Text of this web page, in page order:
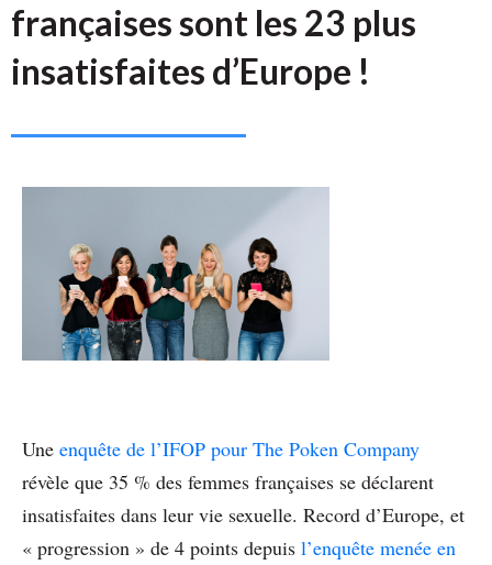
françaises sont les 23 plus
insatisfaites d’Europe !
Une enquête de l’IFOP pour The Poken Company
révèle que 35 % des femmes françaises se déclarent
insatisfaites dans leur vie sexuelle. Record d’Europe, et
« progression » de 4 points depuis l’enquête menée en